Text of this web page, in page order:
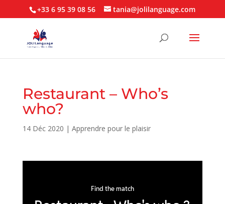
+33 6 95 39 08 56 tania@jolilanguage.com
Restaurant – Who’s
who?
14 Déc 2020 | Apprendre pour le plaisir